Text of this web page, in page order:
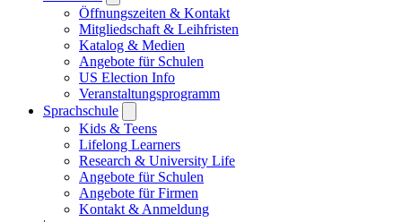
submenu
Öffnungszeiten & Kontakt
Mitgliedschaft & Leihfristen
Katalog & Medien
Angebote für Schulen
US Election Info
Veranstaltungsprogramm
Sprachschule
submenu
Kids & Teens
Lifelong Learners
Research & University Life
Angebote für Schulen
Angebote für Firmen
Kontakt & Anmeldung